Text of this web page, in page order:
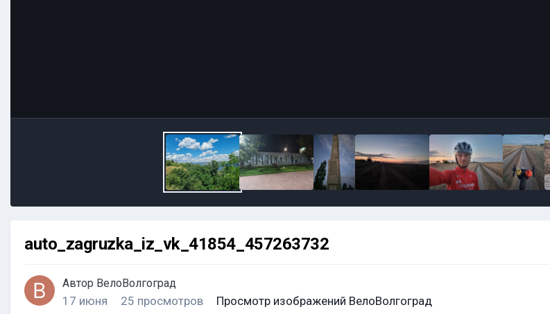
auto_zagruzka_iz_vk_41854_457263732
Автор ВелоВолгоград
17 июня 25 просмотров Просмотр изображений ВелоВолгоград